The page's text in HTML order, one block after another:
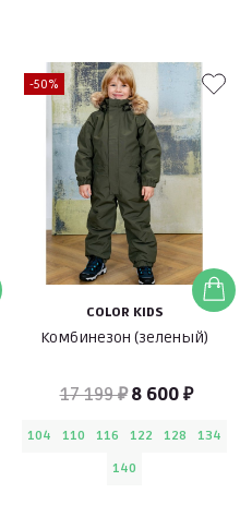
-50%
COLOR KIDS
Комбинезон (зеленый)
17 199 ₽ 8 600 ₽
104 110 116 122 128
134
140